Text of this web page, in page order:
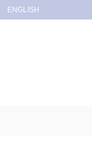
ENGLISH